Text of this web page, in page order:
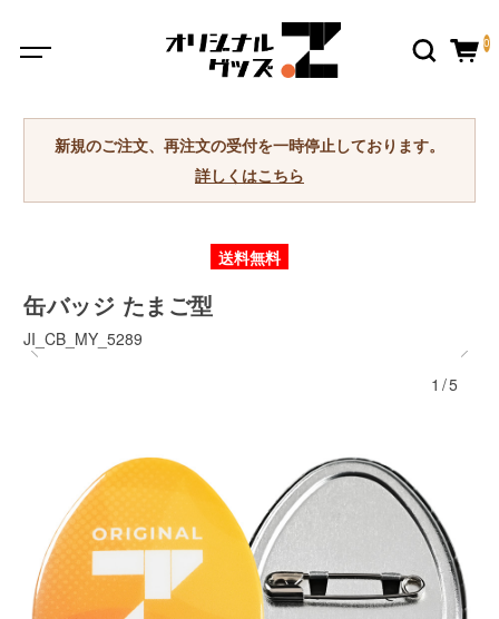
0
新規のご注文、再注文の受付を一時停止しております。
詳しくはこちら
送料無料
缶バッジ たまご型
JI_CB_MY_5289
1/5